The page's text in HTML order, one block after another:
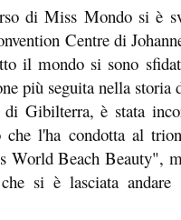
di Miss Mondo si è
Centre di
il mondo si sono
più seguita nella storia
Gibilterra, è stata
l'ha condotta al
Beach Beauty",
si è lasciata andare